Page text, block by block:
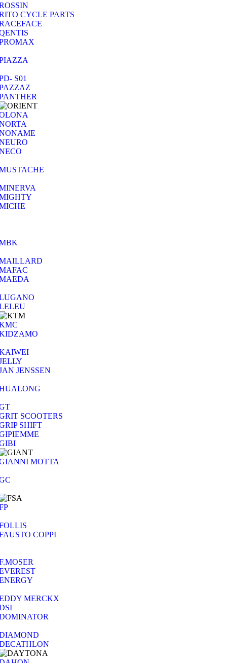
CYCLE PARTS
S01
JENSSEN
SCOOTERS
SHIFT
MOTTA
COPPI
MERCKX